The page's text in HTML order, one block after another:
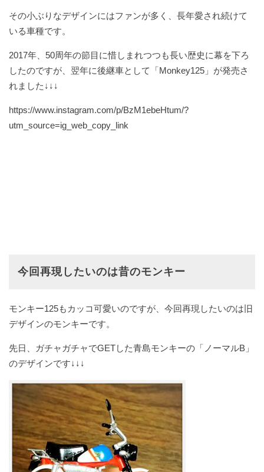
その小ぶりなデザインにはファンが多く、長年愛され続けて
いる車種です。
2017年、50周年の節目に惜しまれつつも長い歴史に幕を下ろ
したのですが、翌年に後継車として「Monkey125」が発売さ
れました↓↓↓
https://www.instagram.com/p/BzM1ebeHtum/?
utm_source=ig_web_copy_link
今回再現したいのは昔のモンキー
モンキー125もカッコ可愛いのですが、今回再現したいのは旧
デザインのモンキーです。
先日、ガチャガチャでGETした青島モンキーの「ノーマルB」
のデザインです↓↓↓